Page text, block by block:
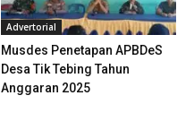
Advertorial
Musdes Penetapan APBDeS
Desa Tik Tebing Tahun
Anggaran 2025